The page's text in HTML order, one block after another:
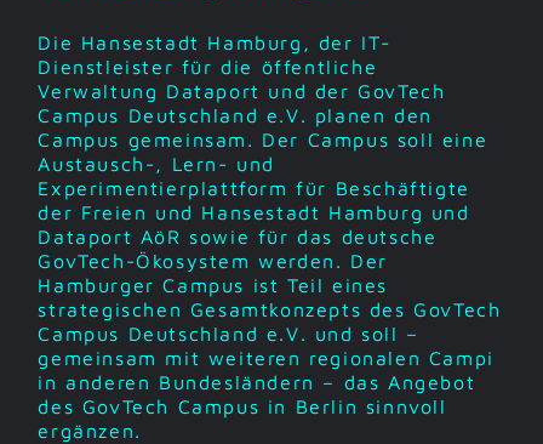
Die Hansestadt Hamburg, der IT-
Dienstleister für die öffentliche
Verwaltung Dataport und der GovTech
Campus Deutschland e.V. planen den
Campus gemeinsam. Der Campus soll eine
Austausch-, Lern- und
Experimentierplattform für Beschäftigte
der Freien und Hansestadt Hamburg und
Dataport AöR sowie für das deutsche
GovTech-Ökosystem werden. Der
Hamburger Campus ist Teil eines
strategischen Gesamtkonzepts des GovTech
Campus Deutschland e.V. und soll –
gemeinsam mit weiteren regionalen Campi
in anderen Bundesländern – das Angebot
des GovTech Campus in Berlin sinnvoll
ergänzen.